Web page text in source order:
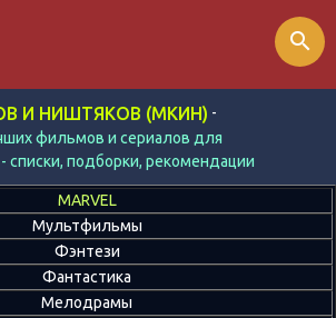
И НИШТЯКОВ (МКИН) -
фильмов и сериалов для
списки, подборки, рекомендации
search
MARVEL
Мультфильмы
Фэнтези
Фантастика
Мелодрамы